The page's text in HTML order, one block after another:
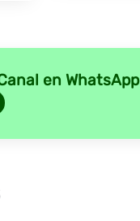
en WhatsApp